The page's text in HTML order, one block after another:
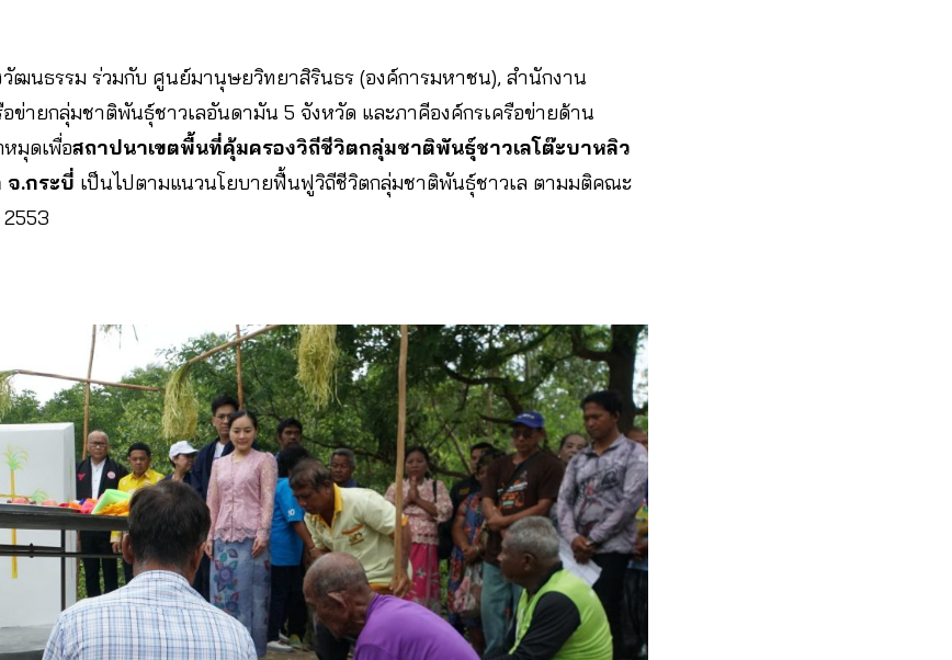
วัฒนธรรม ร่วมกับ ศูนย์มานุษยวิทยาสิรินธร (องค์การมหาชน), สำนักงาน
ข่ายกลุ่มชาติพันธุ์ชาวเลอันดามัน 5 จังหวัด และภาคีองค์กรเครือข่ายด้าน
มุดเพื่อสถาปนาเขตพื้นที่คุ้มครองวิถีชีวิตกลุ่มชาติพันธุ์ชาวเลโต๊ะบาหลิว
จ.กระบี่ เป็นไปตามแนวนโยบายฟื้นฟูวิถีชีวิตกลุ่มชาติพันธุ์ชาวเล ตามมติคณะ